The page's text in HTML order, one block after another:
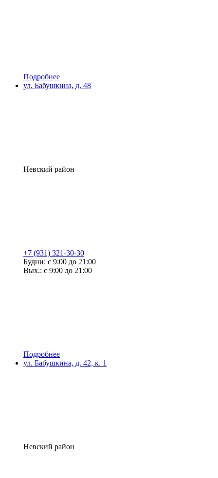
Подробнее
ул. Бабушкина, д. 48
Невский район
+7 (931) 321-30-30
Будни: с 9:00 до 21:00
Вых.: с 9:00 до 21:00
Подробнее
ул. Бабушкина, д. 42, к. 1
Невский район